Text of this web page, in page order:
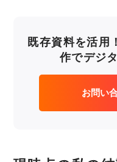
既存資料を活用
作でデジ
お問い